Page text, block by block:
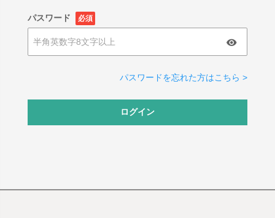
パスワード 必須
パスワードを忘れた方はこちら >
ログイン